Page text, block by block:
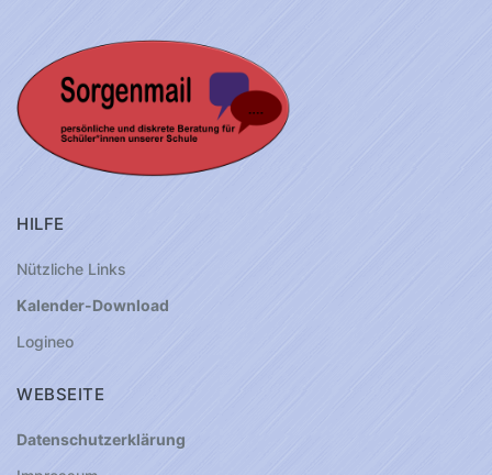
HILFE
Nützliche Links
Kalender-Download
Logineo
WEBSEITE
Datenschutzerklärung